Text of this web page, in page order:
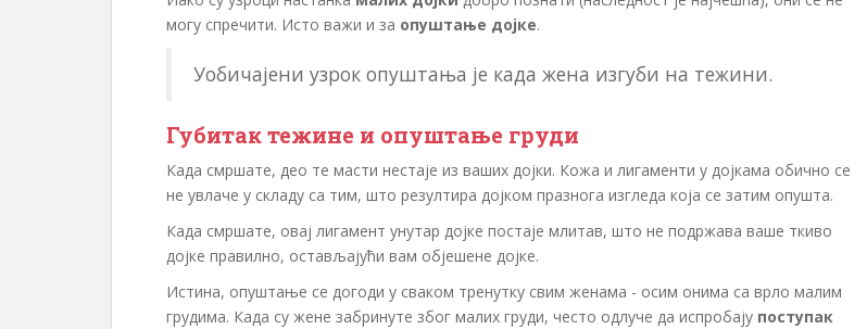
могу спречити. Исто важи и за опуштање дојке.
Уобичајени узрок опуштања је када жена изгуби на тежини.
Губитак тежине и опуштање груди
Када смршате, део те масти нестаје из ваших дојки. Кожа и лигаменти у дојкама обично се
не увлаче у складу са тим, што резултира дојком празнога изгледа која се затим опушта.
Када смршате, овај лигамент унутар дојке постаје млитав, што не подржава ваше ткиво
дојке правилно, остављајући вам објешене дојке.
Истина, опуштање се догоди у сваком тренутку свим женама - осим онима са врло малим
грудима. Када су жене забринуте због малих груди, често одлуче да испробају поступак